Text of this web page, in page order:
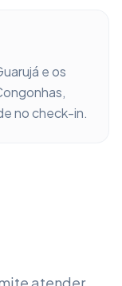
e os
no check-in.